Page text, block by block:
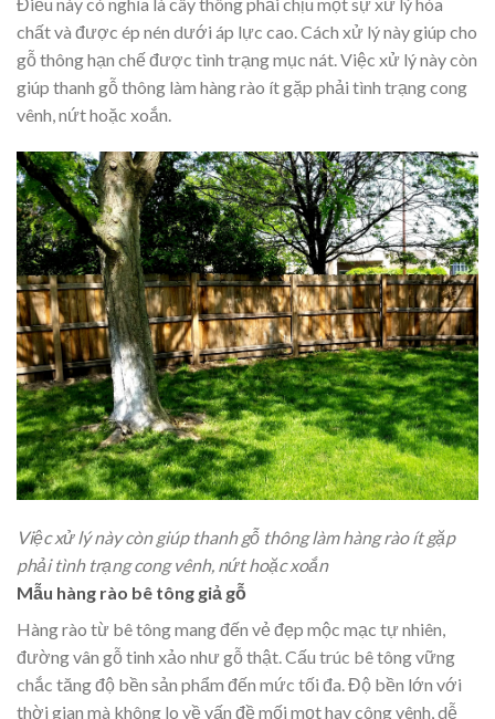
chất và được ép nén dưới áp lực cao. Cách xử lý này giúp cho
gỗ thông hạn chế được tình trạng mục nát. Việc xử lý này còn
giúp thanh gỗ thông làm hàng rào ít gặp phải tình trạng cong
vênh, nứt hoặc xoắn.
Việc xử lý này còn giúp thanh gỗ thông làm hàng rào ít gặp
phải tình trạng cong vênh, nứt hoặc xoắn
Mẫu hàng rào bê tông giả gỗ
Hàng rào từ bê tông mang đến vẻ đẹp mộc mạc tự nhiên,
đường vân gỗ tinh xảo như gỗ thật. Cấu trúc bê tông vững
chắc tăng độ bền sản phẩm đến mức tối đa. Độ bền lớn với
thời gian mà không lo về vấn đề mối mọt hay công vênh, dễ